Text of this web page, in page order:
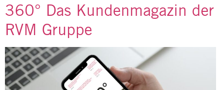
360° Das Kundenmagazin der
RVM Gruppe